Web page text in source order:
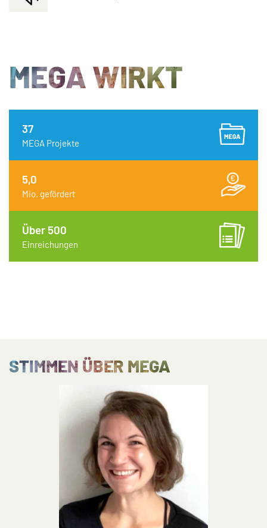
MEGA WIRKT
37
MEGA Projekte
5,0
Mio. gefördert
Über 500
Einreichungen
STIMMEN ÜBER MEGA